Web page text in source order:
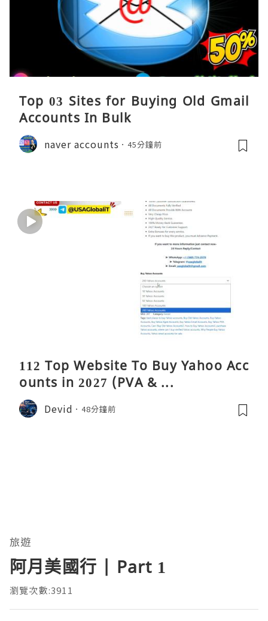
Top 03 Sites for Buying Old Gmail
Accounts In Bulk
naver accounts 45分鐘前
112 Top Website To Buy Yahoo Acc
ounts in 2027 (PVA & ...
Devid 48分鐘前
旅遊
阿月美國行 | Part 1
瀏覽次數:3911